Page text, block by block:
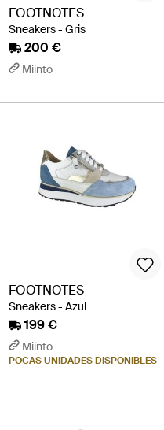
FOOTNOTES
Sneakers - Gris
200 €
Miinto
FOOTNOTES
Sneakers - Azul
199 €
Miinto
POCAS UNIDADES DISPONIBLES